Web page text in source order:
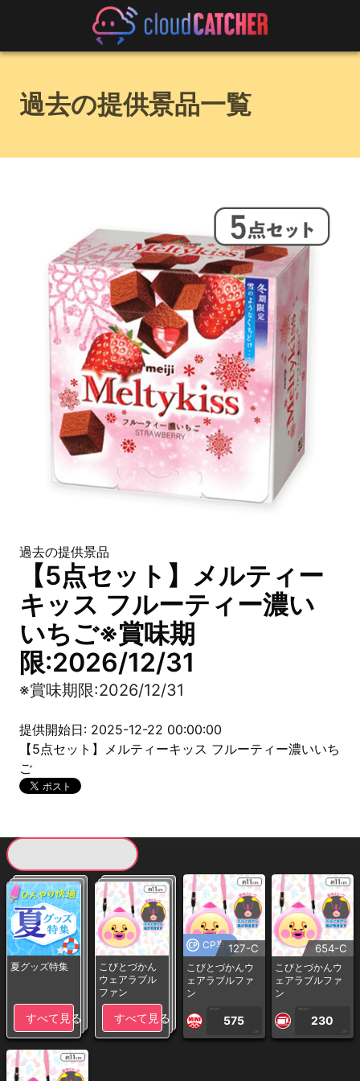
過去の提供景品一覧
過去の提供景品
【5点セット】メルティー
キッス フルーティー濃い
いちご※賞味期
限:2026/12/31
※賞味期限:2026/12/31
提供開始日: 2025-12-22 00:00:00
【5点セット】メルティーキッス フルーティー濃いいち
ご
夏グッズ特集
すべて見る
こびとづかん
ウェアラブル
ファン
すべて見る
CP専用127-C
こびとづかんウ
ェアラブルファ
ン
1PLAY
575
CP
654-C
こびとづかんウ
ェアラブルファ
ン
1PLAY
230
CP